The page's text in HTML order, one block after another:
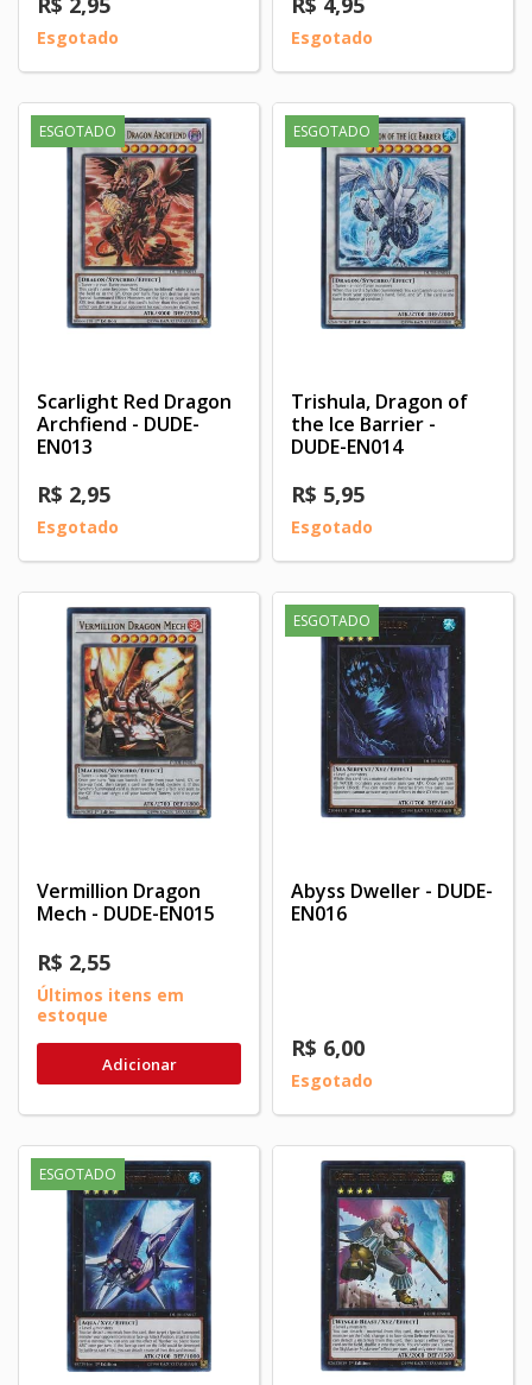
Esgotado Esgotado
ESGOTADO
Scarlight Red Dragon
Archfiend - DUDE-
EN013
R$ 2,95
Esgotado
ESGOTADO
Trishula, Dragon of
the Ice Barrier -
DUDE-EN014
R$ 5,95
Esgotado
Vermillion Dragon
Mech - DUDE-EN015
R$ 2,55
Últimos itens em
estoque
Adicionar
ESGOTADO
Abyss Dweller - DUDE-
EN016
R$ 6,00
Esgotado
ESGOTADO